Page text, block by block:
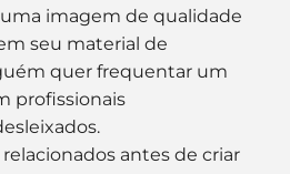
imagem de qualidade
seu material de
quer frequentar um
profissionais
antes de criar